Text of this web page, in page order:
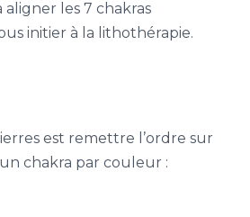
aligner les 7 chakras
initier à la lithothérapie.
est remettre l’ordre sur
chakra par couleur :